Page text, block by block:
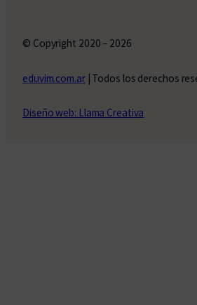
© Copyright 2020 – 2026
eduvim.com.ar| Todos los derechos
Diseño web: Llama Creativa